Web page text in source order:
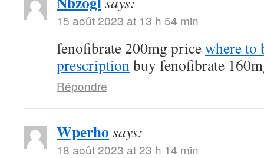
15 août 2023 at 13 h 54 min
fenofibrate 200mg pricewhere to
prescriptionbuy fenofibrate
Répondre
Wperho says:
18 août 2023 at 23 h 14 min